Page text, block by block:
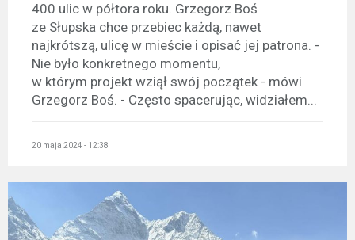
400 ulic w półtora roku. Grzegorz Boś
ze Słupska chce przebiec każdą, nawet
najkrótszą, ulicę w mieście i opisać jej patrona. -
Nie było konkretnego momentu,
w którym projekt wziął swój początek - mówi
Grzegorz Boś. - Często spacerując, widziałem...
20 maja 2024 - 12:38